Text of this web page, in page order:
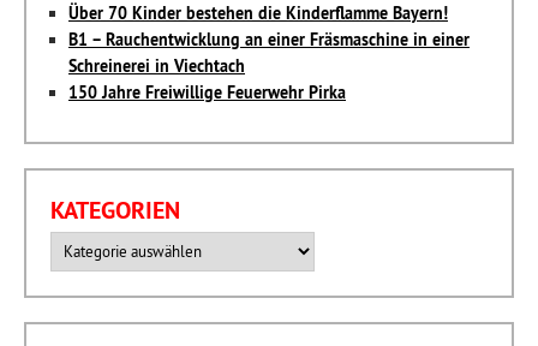
Über 70 Kinder bestehen die Kinderflamme Bayern!
B1 – Rauchentwicklung an einer Fräsmaschine in einer
Schreinerei in Viechtach
150 Jahre Freiwillige Feuerwehr Pirka
KATEGORIEN
Kategorien